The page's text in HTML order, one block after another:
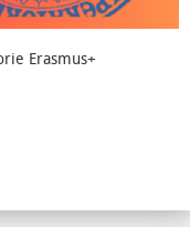
Erasmus+